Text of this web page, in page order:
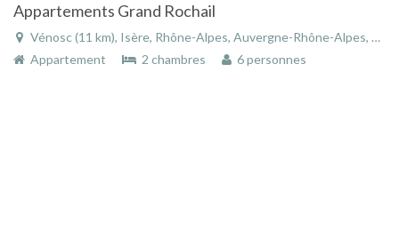
Appartements Grand Rochail
Vénosc (11 km), Isère, Rhône-Alpes, Auvergne-Rhône-Alpes, France
Appartement
2 chambres 6 personnes